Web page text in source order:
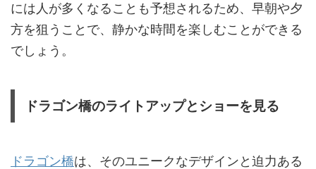
には人が多くなることも予想されるため、早朝や夕
方を狙うことで、静かな時間を楽しむことができる
でしょう。
ドラゴン橋のライトアップとショーを見る
ドラゴン橋は、そのユニークなデザインと迫力ある